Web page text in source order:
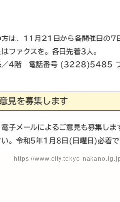
https://www.city.tokyo-